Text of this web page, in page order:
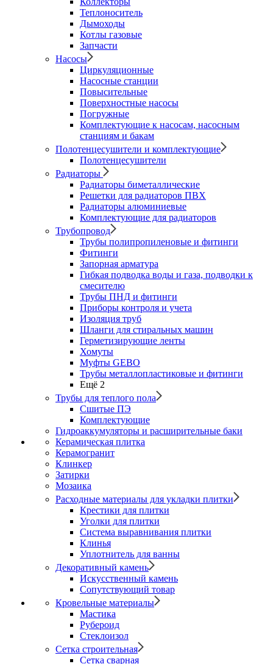
Теплоноситель
Дымоходы
Котлы газовые
Запчасти
Насосы
Циркуляционные
Насосные станции
Повысительные
Поверхностные насосы
Погружные
Комплектующие к насосам, насосным
станциям и бакам
Полотенцесушители и комплектующие
Полотенцесушители
Радиаторы
Радиаторы биметаллические
Решетки для радиаторов ПВХ
Радиаторы алюминиевые
Комплектующие для радиаторов
Трубопровод
Трубы полипропиленовые и фитинги
Фитинги
Запорная арматура
Гибкая подводка воды и газа, подводки к
смесителю
Трубы ПНД и фитинги
Приборы контроля и учета
Изоляция труб
Шланги для стиральных машин
Герметизирующие ленты
Хомуты
Муфты GEBO
Трубы металлопластиковые и фитинги
Ещё 2
Трубы для теплого пола
Сшитые ПЭ
Комплектующие
Гидроаккумуляторы и расширительные баки
Керамическая плитка
Керамогранит
Клинкер
Затирки
Мозаика
Расходные материалы для укладки плитки
Крестики для плитки
Уголки для плитки
Система выравнивания плитки
Клинья
Уплотнитель для ванны
Декоративный камень
Искусственный камень
Сопутствующий товар
Кровельные материалы
Мастика
Рубероид
Стеклоизол
Сетка строительная
Сетка сварная